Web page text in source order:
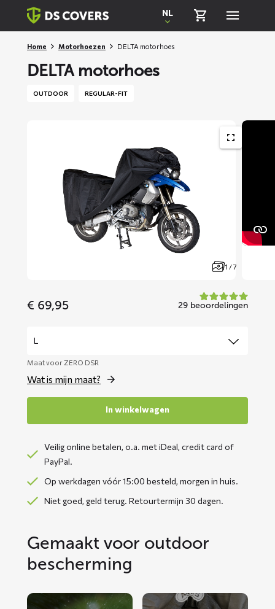
Skiplinks
NL
Home Motorhoezen DELTA motorhoes
DELTA motorhoes
OUTDOOR REGULAR-FIT
1 / 7
€ 69,95 29 beoordelingen
Maat voor ZERO DSR
Wat is mijn maat?
In winkelwagen
Veilig online betalen, o.a. met iDeal, credit card of
PayPal.
Op werkdagen vóór 15:00 besteld, morgen in huis.
Niet goed, geld terug. Retourtermijn 30 dagen.
Gemaakt voor outdoor
bescherming